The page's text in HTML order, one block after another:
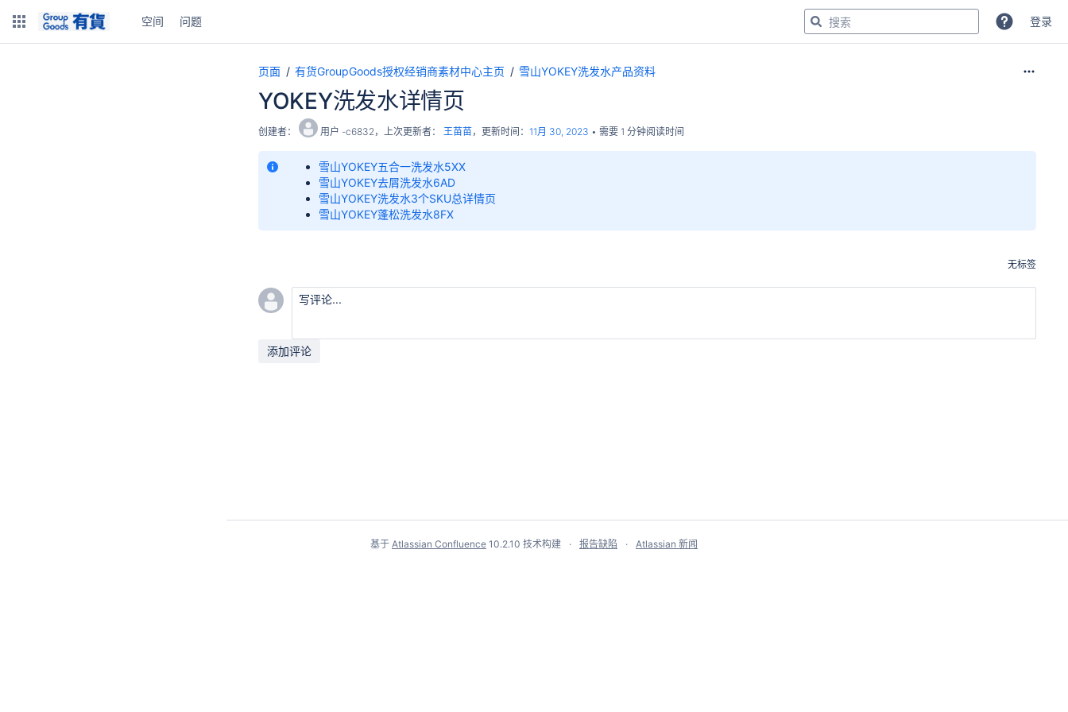
空间 问题 登录
页面 有货GroupGoods授权经销商素材中心主页 雪山YOKEY洗发水产品资料
YOKEY洗发水详情页
创建者： 用户 -c6832，上次更新者： 王苗苗，更新时间： 11月 30, 2023 需要 1 分钟阅读时间
雪山YOKEY五合一洗发水5XX
雪山YOKEY去屑洗发水6AD
雪山YOKEY洗发水3个SKU总详情页
雪山YOKEY蓬松洗发水8FX
无标签
写评论...
添加评论
基于 Atlassian Confluence 10.2.10 技术构建 报告缺陷 Atlassian 新闻